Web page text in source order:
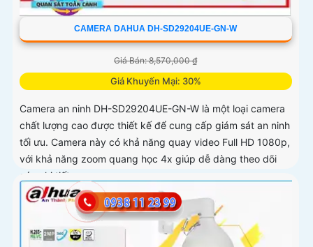
CAMERA DAHUA DH-SD29204UE-GN-W
Giá Bán: 8,570,000 ₫
Giá Khuyến Mại: 30%
Camera an ninh DH-SD29204UE-GN-W là một loại camera
chất lượng cao được thiết kế để cung cấp giám sát an ninh
tối ưu. Camera này có khả năng quay video Full HD 1080p,
với khả năng zoom quang học 4x giúp dễ dàng theo dõi
các chi tiết